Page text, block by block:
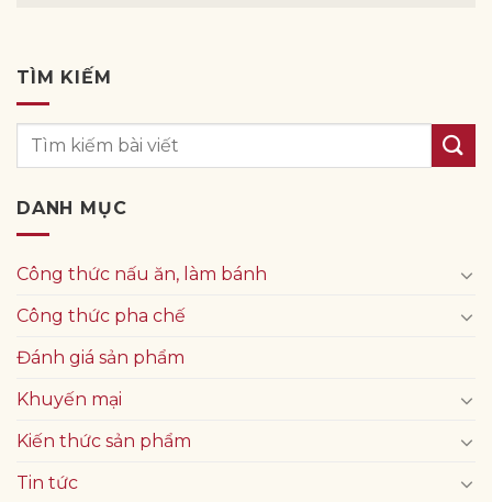
TÌM KIẾM
DANH MỤC
Công thức nấu ăn, làm bánh
Công thức pha chế
Đánh giá sản phẩm
Khuyến mại
Kiến thức sản phẩm
Tin tức